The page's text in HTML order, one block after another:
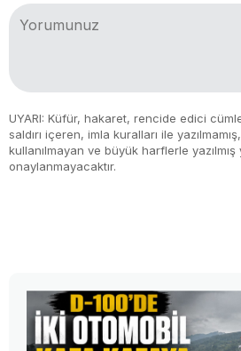
UYARI: Küfür, hakaret, rencide edici
saldırı içeren, imla kuralları ile
kullanılmayan ve büyük harflerle
onaylanmayacaktır.